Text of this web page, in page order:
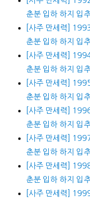
춘분 입하 하지 입
[사주 만세력]
춘분 입하 하지 입
[사주 만세력]
춘분 입하 하지 입
[사주 만세력]
춘분 입하 하지 입
[사주 만세력]
춘분 입하 하지 입
[사주 만세력]
춘분 입하 하지 입
[사주 만세력]
춘분 입하 하지 입
[사주 만세력]